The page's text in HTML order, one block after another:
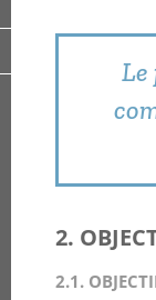
Le
2.
2.1.